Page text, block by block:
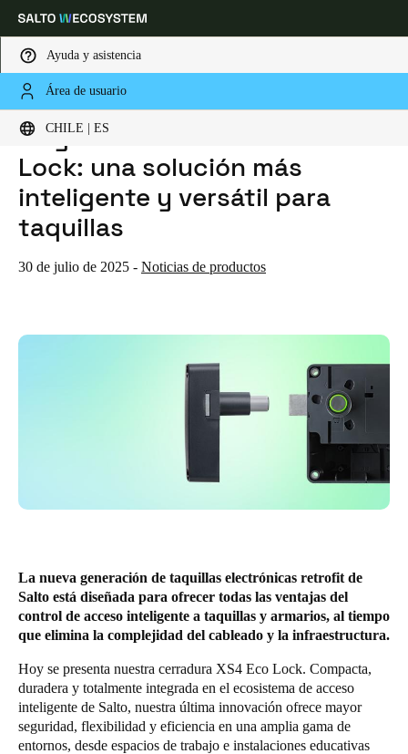
Ayuda y asistencia
Área de usuario
CHILE | ES
Elija su ubicación y configuración de idioma
Global Europe North America
Chile|Español
HOME
NOTICIAS
LLEGA LA CERRADURA XS4 ECO LOCK: UNA SOLUCIÓN MÁS INTELIGENTE Y VERSÁTIL PARA TAQUILLAS
Llega la cerradura XS4 Eco
Lock: una solución más
inteligente y versátil para
taquillas
30 de julio de 2025 - Noticias de productos
La nueva generación de taquillas electrónicas retrofit de
Salto está diseñada para ofrecer todas las ventajas del
control de acceso inteligente a taquillas y armarios, al tiempo
que elimina la complejidad del cableado y la infraestructura.
Hoy se presenta nuestra cerradura XS4 Eco Lock. Compacta,
duradera y totalmente integrada en el ecosistema de acceso
inteligente de Salto, nuestra última innovación ofrece mayor
seguridad, flexibilidad y eficiencia en una amplia gama de
entornos, desde espacios de trabajo e instalaciones educativas